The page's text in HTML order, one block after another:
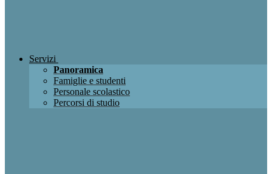
Servizi
Panoramica
Famiglie e studenti
Personale scolastico
Percorsi di studio